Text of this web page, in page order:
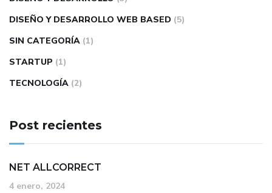
DISEÑO Y DESARROLLO WEB BASED (5)
SIN CATEGORÍA (1)
STARTUP (1)
TECNOLOGÍA (2)
Post recientes
NET ALLCORRECT
4 enero, 2024